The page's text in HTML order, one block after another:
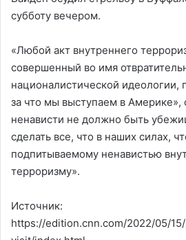
субботу вечером.
«Любой акт внутреннего
совершенный во имя
националистической идеологии,
за что мы выступаем в Америке»,
ненависти не должно быть
сделать все, что в наших силах,
подпитываемому ненавистью
терроризму».
Источник:
https://edition.cnn.com/2022/05/